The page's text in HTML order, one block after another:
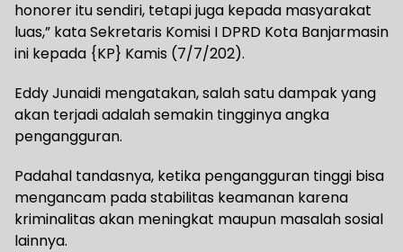
honorer itu sendiri, tetapi juga kepada masyarakat
luas,” kata Sekretaris Komisi I DPRD Kota Banjarmasin
ini kepada {KP} Kamis (7/7/202).
Eddy Junaidi mengatakan, salah satu dampak yang
akan terjadi adalah semakin tingginya angka
pengangguran.
Padahal tandasnya, ketika pengangguran tinggi bisa
mengancam pada stabilitas keamanan karena
kriminalitas akan meningkat maupun masalah sosial
lainnya.